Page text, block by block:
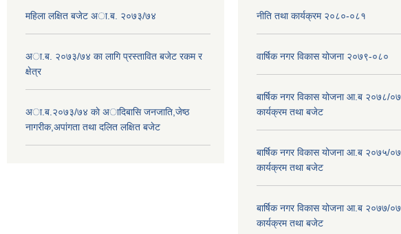
महिला लक्षित बजेट अा.ब. २०७३/७४
अा.ब. २०७३/७४ का लागि प्रस्तावित बजेट रकम र
क्षेत्र
अा.ब.२०७३/७४ काे अादिबासि जनजाति,जेष्ठ
नागरीक,अपांगता तथा दलित लक्षित बजेट
नीति तथा कार्यक्रम २०८०-०८१
वार्षिक नगर विकास योजना २०७९-०८०
बार्षिक नगर विकास योजना आ.ब २०७८/
कार्यक्रम तथा बजेट
बार्षिक नगर विकास योजना आ.ब २०७५/
कार्यक्रम तथा बजेट
बार्षिक नगर विकास योजना आ.ब २०७७/
कार्यक्रम तथा बजेट